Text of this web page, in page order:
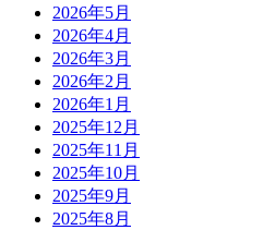
2026年5月
2026年4月
2026年3月
2026年2月
2026年1月
2025年12月
2025年11月
2025年10月
2025年9月
2025年8月